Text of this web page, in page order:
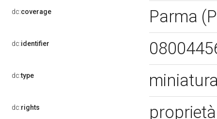
dc:coverage Parma
dc:identifier
dc:type
dc:rights